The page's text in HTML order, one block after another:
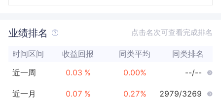
业绩排名 点击名次可查看完成排名
时间区间 收益回报 同类平均 同类排名
近一周 0.03 % 0.00% --/--
近一月 0.07 % 0.27% 2979/3269